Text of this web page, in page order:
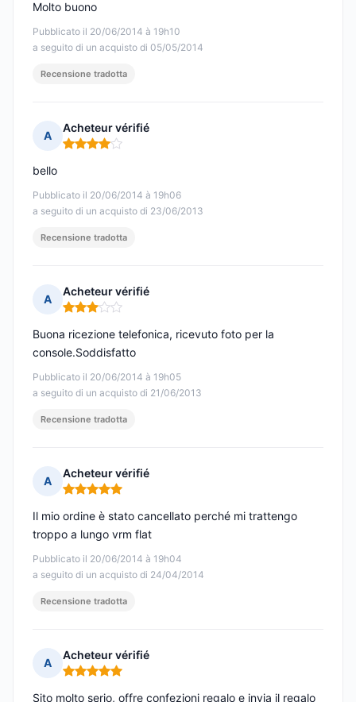
Pubblicato il 20/06/2014 à 19h10
a seguito di un acquisto di 05/05/2014
Molto buono
Recensione tradotta
A
Acheteur vérifié
Nota: 4 su 5
Pubblicato il 20/06/2014 à 19h06
a seguito di un acquisto di 23/06/2013
bello
Recensione tradotta
A
Acheteur vérifié
Nota: 3 su 5
Pubblicato il 20/06/2014 à 19h05
a seguito di un acquisto di 21/06/2013
Buona ricezione telefonica, ricevuto foto per la
console.Soddisfatto
Recensione tradotta
A
Acheteur vérifié
Nota: 5 su 5
Pubblicato il 20/06/2014 à 19h04
a seguito di un acquisto di 24/04/2014
Il mio ordine è stato cancellato perché mi trattengo
troppo a lungo vrm flat
Recensione tradotta
A
Acheteur vérifié
Nota: 5 su 5
Sito molto serio, offre confezioni regalo e invia il regalo